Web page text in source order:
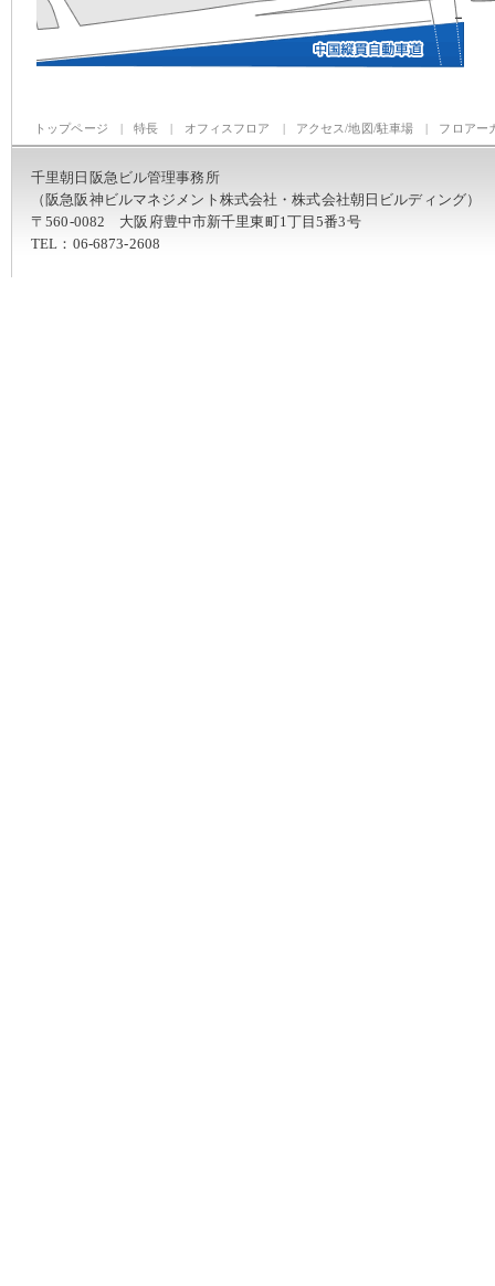
トップページ | 特長 | オフィスフロア | アクセス/地図/駐車場 | フロアー
千里朝日阪急ビル管理事務所
（阪急阪神ビルマネジメント株式会社・株式会社朝日ビルディング）
〒560-0082 大阪府豊中市新千里東町1丁目5番3号
TEL：06-6873-2608